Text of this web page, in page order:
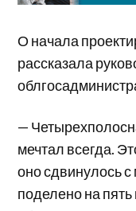
О начала
рассказала
—
мечтал всегда.
оно сдвинулось
поделено на пять